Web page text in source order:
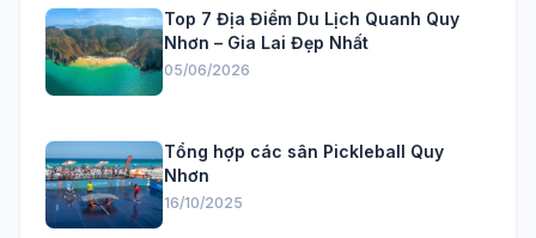
Top 7 Địa Điểm Du Lịch Quanh Quy
Nhơn – Gia Lai Đẹp Nhất
05/06/2026
Tổng hợp các sân Pickleball Quy
Nhơn
16/10/2025